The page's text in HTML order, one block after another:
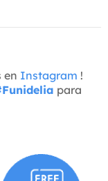
en Instagram !
para